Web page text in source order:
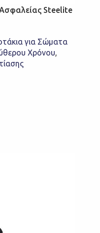
Steelite
για Σώματα
Χρόνου,